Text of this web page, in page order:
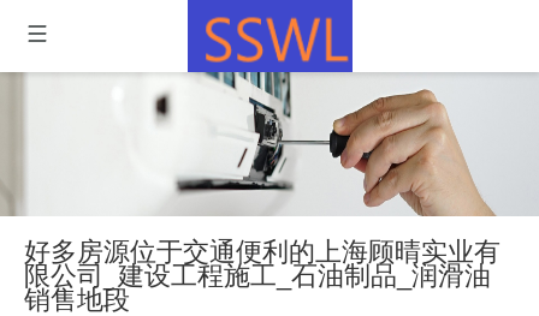
好多房源位于交通便利的上海顾晴实业有
限公司_建设工程施工_石油制品_润滑油
销售地段